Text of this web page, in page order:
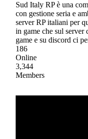
Sud Italy RP è una
con gestione seria e
server RP italiani per
in game che sul server
game e su discord ci
186
Online
3,344
Members